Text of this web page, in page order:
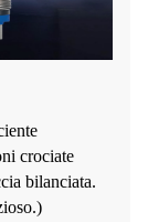
crociate
bilanciata.